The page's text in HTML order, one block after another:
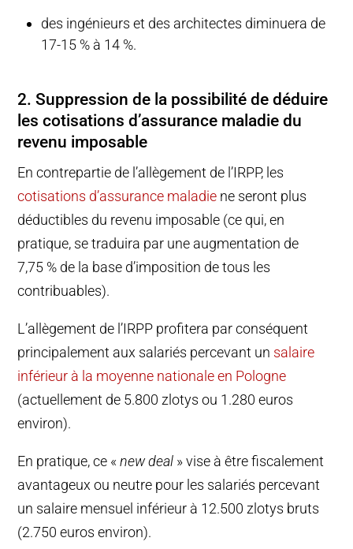
des ingénieurs et des architectes diminuera de
17-15 % à 14 %.
2. Suppression de la possibilité de déduire
les cotisations d’assurance maladie du
revenu imposable
En contrepartie de l’allègement de l’IRPP, les
cotisations d’assurance maladie ne seront plus
déductibles du revenu imposable (ce qui, en
pratique, se traduira par une augmentation de
7,75 % de la base d’imposition de tous les
contribuables).
L’allègement de l’IRPP profitera par conséquent
principalement aux salariés percevant un salaire
inférieur à la moyenne nationale en Pologne
(actuellement de 5.800 zlotys ou 1.280 euros
environ).
En pratique, ce « new deal » vise à être fiscalement
avantageux ou neutre pour les salariés percevant
un salaire mensuel inférieur à 12.500 zlotys bruts
(2.750 euros environ).